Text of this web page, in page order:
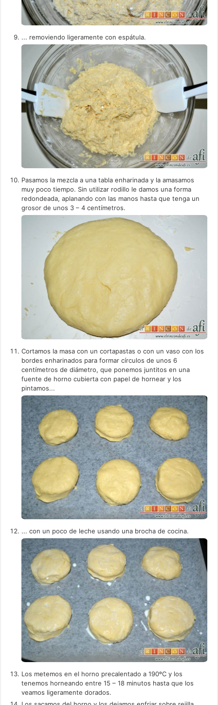
... removiendo ligeramente con espátula.
Pasamos la mezcla a una tabla enharinada y la amasamos
muy poco tiempo. Sin utilizar rodillo le damos una forma
redondeada, aplanando con las manos hasta que tenga un
grosor de unos 3 – 4 centímetros.
Cortamos la masa con un cortapastas o con un vaso con los
bordes enharinados para formar círculos de unos 6
centímetros de diámetro, que ponemos juntitos en una
fuente de horno cubierta con papel de hornear y los
pintamos...
... con un poco de leche usando una brocha de cocina.
Los metemos en el horno precalentado a 190ºC y los
tenemos horneando entre 15 – 18 minutos hasta que los
veamos ligeramente dorados.